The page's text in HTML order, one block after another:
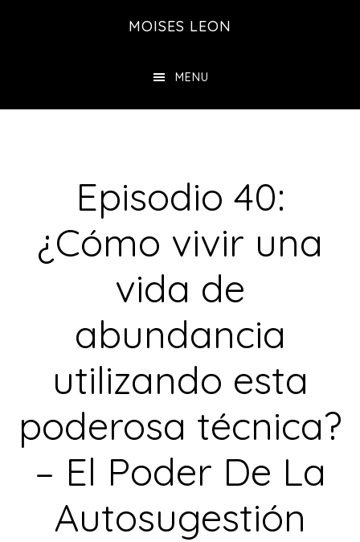
MOISES LEON
MENU
Episodio 40:
¿Cómo vivir una
vida de
abundancia
utilizando esta
poderosa técnica?
– El Poder De La
Autosugestión